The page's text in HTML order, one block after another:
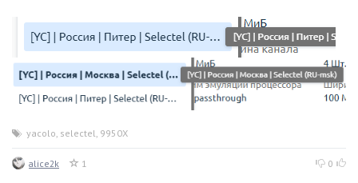
yacolo, selectel, 9950X
alice2k 1 0